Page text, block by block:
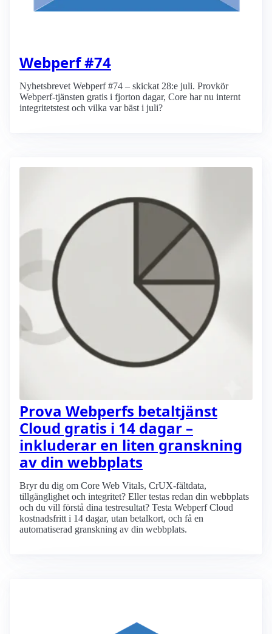
Webperf #74
Nyhetsbrevet Webperf #74 – skickat 28:e juli. Provkör
Webperf-tjänsten gratis i fjorton dagar, Core har nu internt
integritetstest och vilka var bäst i juli?
Prova Webperfs betaltjänst
Cloud gratis i 14 dagar –
inkluderar en liten granskning
av din webbplats
Bryr du dig om Core Web Vitals, CrUX-fältdata,
tillgänglighet och integritet? Eller testas redan din webbplats
och du vill förstå dina testresultat? Testa Webperf Cloud
kostnadsfritt i 14 dagar, utan betalkort, och få en
automatiserad granskning av din webbplats.